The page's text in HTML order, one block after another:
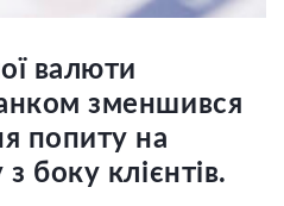
валюти
зменшився
попиту на
боку клієнтів.